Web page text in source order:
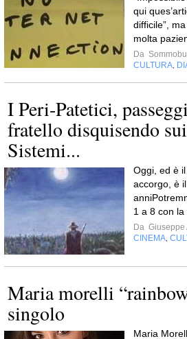
qui
difficile”,
molta
Da
CULTURA
I Peri-Patetici,
fratello disquisendo
Sistemi...
Oggi, ed è
accorgo, è
1 a 8 con la
Da Giuseppe
CINEMA
Maria morelli
singolo
Maria